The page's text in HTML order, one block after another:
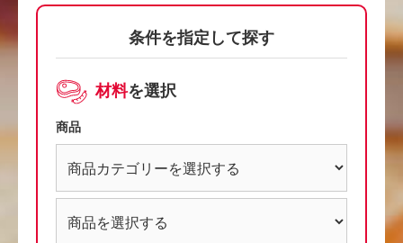
条件を指定して探す
材料を選択
商品